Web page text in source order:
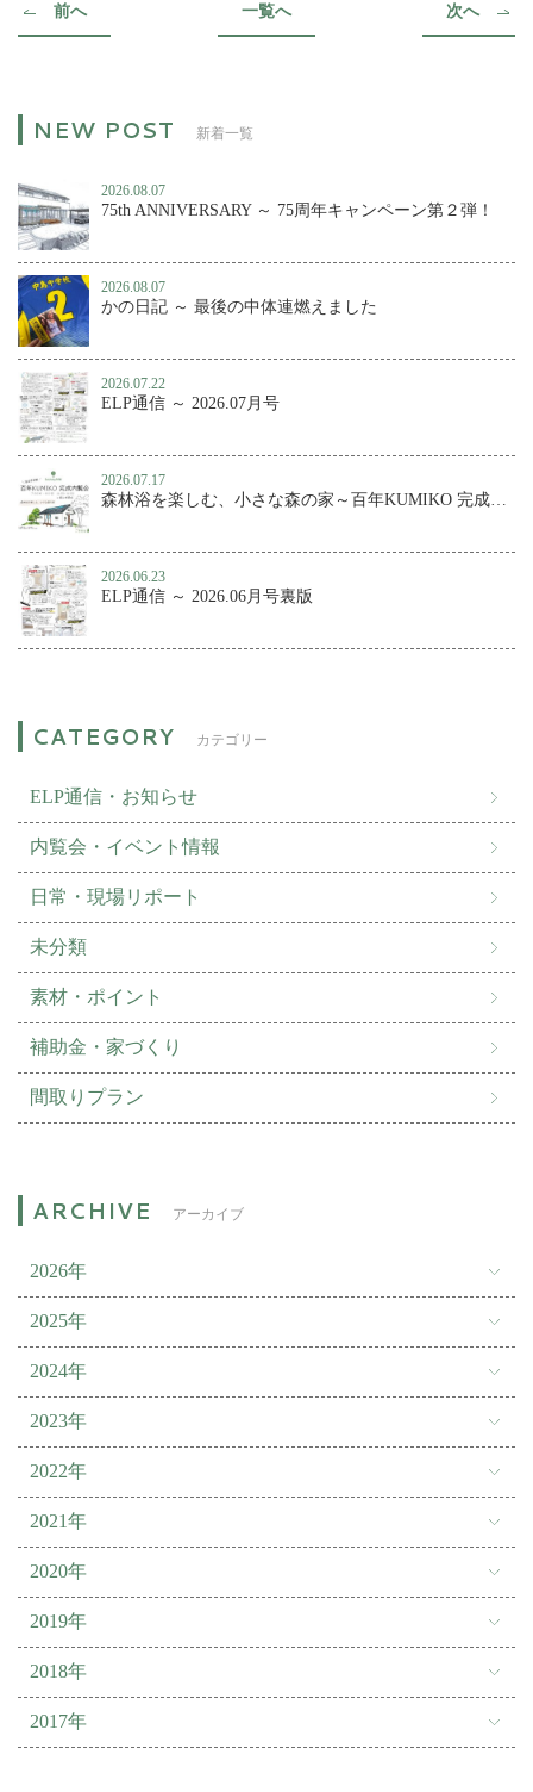
前へ 一覧へ 次へ
新着一覧
2026.08.07
75th ANNIVERSARY ～ 75周年キャンペーン第２弾！
2026.08.07
かの日記 ～ 最後の中体連燃えました
2026.07.22
ELP通信 ～ 2026.07月号
2026.07.17
2026.06.23
ELP通信 ～ 2026.06月号裏版
カテゴリー
ELP通信・お知らせ
内覧会・イベント情報
日常・現場リポート
未分類
素材・ポイント
補助金・家づくり
間取りプラン
アーカイブ
2026年
2025年
2024年
2023年
2022年
2021年
2020年
2019年
2018年
2017年